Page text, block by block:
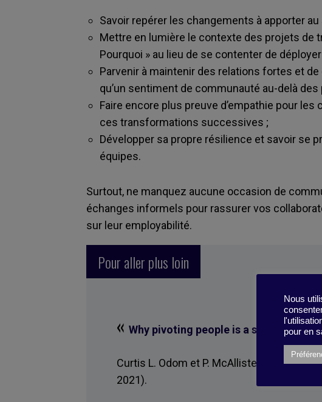
Savoir repérer les changements à apporter au
Mettre en lumière le contexte des projets de
Pourquoi » au lieu de se contenter de
Parvenir à maintenir des relations fortes et de
qu’un sentiment de communauté au-delà
Faire encore plus preuve d’empathie pour
ces transformations successives ;
Développer sa propre résilience et savoir se
équipes.
Surtout, ne manquez aucune occasion de
échanges informels pour rassurer vos
sur leur employabilité.
Pour aller plus loin
« Why pivoting people is a strategic
Curtis L. Odom et P. McAllister, ( MIT
2021).
Nous
pour en